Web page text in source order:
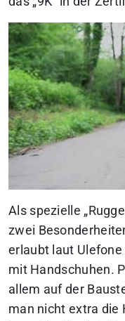
Als spezielle
zwei
erlaubt laut
mit Handschuhen.
allem auf der
man nicht extra die